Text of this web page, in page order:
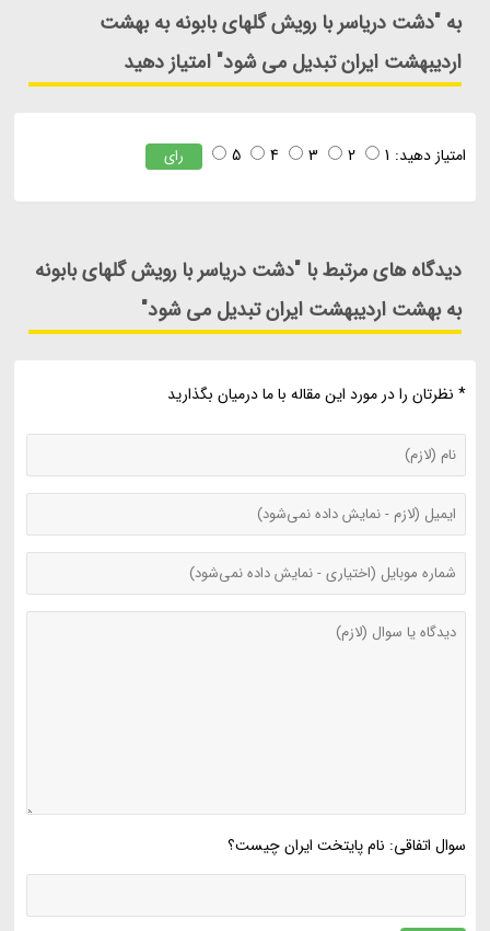
به "دشت دریاسر با رویش گلهای بابونه به بهشت
اردیبهشت ایران تبدیل می شود" امتیاز دهید
امتیاز دهید: 1
2
3
4
5 رای
دیدگاه های مرتبط با "دشت دریاسر با رویش گلهای بابونه
به بهشت اردیبهشت ایران تبدیل می شود"
* نظرتان را در مورد این مقاله با ما درمیان بگذارید
سوال اتفاقی: نام پایتخت ایران چیست؟